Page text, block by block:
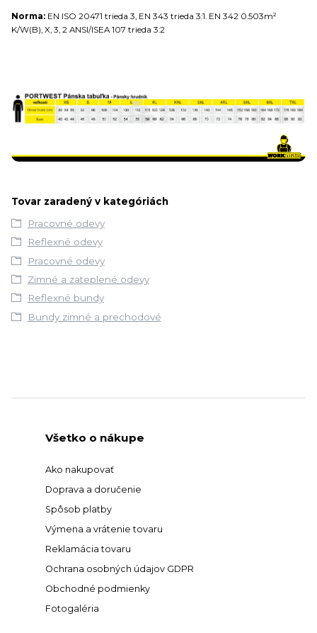
Norma: EN ISO 20471 trieda 3, EN 343 trieda 3:1. EN 342 0.503m²
K/W(B), X, 3, 2 ANSI/ISEA 107 trieda 3:2
Tovar zaradený v kategóriách
Pracovné odevy
Reflexné odevy
Pracovné odevy
Zimné a zateplené odevy
Reflexné bundy
Bundy zimné a prechodové
Všetko o nákupe
Ako nakupovať
Doprava a doručenie
Spôsob platby
Výmena a vrátenie tovaru
Reklamácia tovaru
Ochrana osobných údajov GDPR
Obchodné podmienky
Fotogaléria